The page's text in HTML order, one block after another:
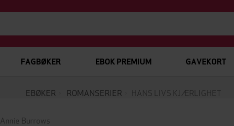
FAGBØKER EBOK PREMIUM GAVEKORT
EBØKER ROMANSERIER HANS LIVS KJÆRLIGHET
Annie Burrows